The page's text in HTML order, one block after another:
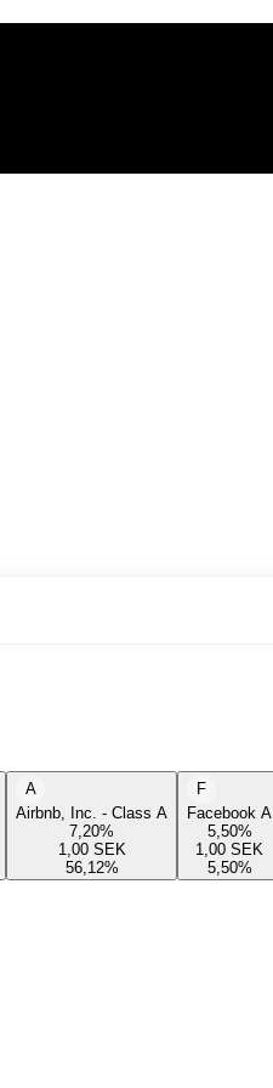
A
Airbnb, Inc. - Class A
7,20%
1,00 SEK
56,12%
F
Facebook A
5,50%
1,00 SEK
5,50%